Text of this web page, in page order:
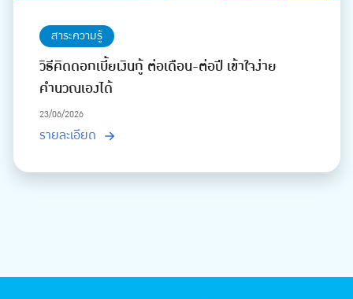
สาระความรู้
วิธีคิดดอกเบี้ยเงินกู้ ต่อเดือน-ต่อปี เข้าใจง่าย
คำนวณเองได้
23/06/2026
รายละเอียด